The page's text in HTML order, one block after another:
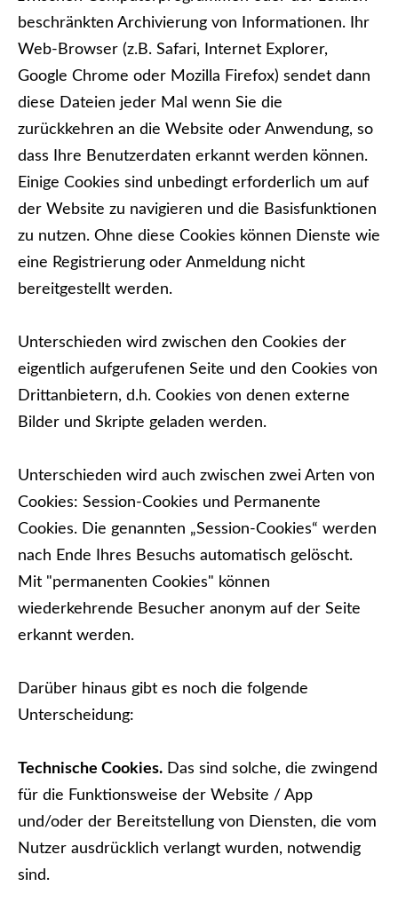
beschränkten Archivierung von Informationen. Ihr
Web-Browser (z.B. Safari, Internet Explorer,
Google Chrome oder Mozilla Firefox) sendet dann
diese Dateien jeder Mal wenn Sie die
zurückkehren an die Website oder Anwendung, so
dass Ihre Benutzerdaten erkannt werden können.
Einige Cookies sind unbedingt erforderlich um auf
der Website zu navigieren und die Basisfunktionen
zu nutzen. Ohne diese Cookies können Dienste wie
eine Registrierung oder Anmeldung nicht
bereitgestellt werden.
Unterschieden wird zwischen den Cookies der
eigentlich aufgerufenen Seite und den Cookies von
Drittanbietern, d.h. Cookies von denen externe
Bilder und Skripte geladen werden.
Unterschieden wird auch zwischen zwei Arten von
Cookies: Session-Cookies und Permanente
Cookies. Die genannten „Session-Cookies“ werden
nach Ende Ihres Besuchs automatisch gelöscht.
Mit "permanenten Cookies" können
wiederkehrende Besucher anonym auf der Seite
erkannt werden.
Darüber hinaus gibt es noch die folgende
Unterscheidung:
Technische Cookies. Das sind solche, die zwingend
für die Funktionsweise der Website / App
und/oder der Bereitstellung von Diensten, die vom
Nutzer ausdrücklich verlangt wurden, notwendig
sind.